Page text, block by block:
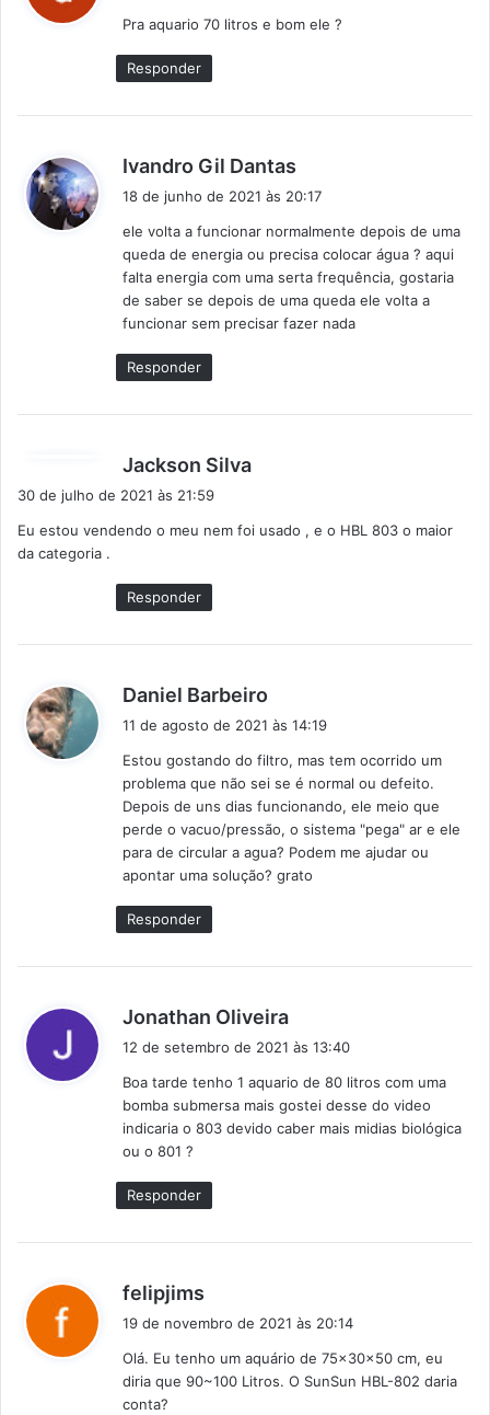
s
Pra aquario 70 litros e bom ele ?
Responder
Ivandro Gil Dantas
i
s
e
18 de junho de 2021 às 20:17
ele volta a funcionar normalmente depois de uma
queda de energia ou precisa colocar água ? aqui
falta energia com uma serta frequência, gostaria
de saber se depois de uma queda ele volta a
funcionar sem precisar fazer nada
Responder
Jackson Silva
s
30 de julho de 2021 às 21:59
Eu estou vendendo o meu nem foi usado , e o HBL 803 o maior
da categoria .
Responder
Daniel Barbeiro
s
e
:
11 de agosto de 2021 às 14:19
Estou gostando do filtro, mas tem ocorrido um
problema que não sei se é normal ou defeito.
Depois de uns dias funcionando, ele meio que
perde o vacuo/pressão, o sistema "pega" ar e ele
para de circular a agua? Podem me ajudar ou
apontar uma solução? grato
Responder
Jonathan Oliveira
s
e
:
12 de setembro de 2021 às 13:40
Boa tarde tenho 1 aquario de 80 litros com uma
bomba submersa mais gostei desse do video
indicaria o 803 devido caber mais midias biológica
ou o 801 ?
Responder
felipjims
s
e
19 de novembro de 2021 às 20:14
Olá. Eu tenho um aquário de 75x30x50 cm, eu
diria que 90~100 Litros. O SunSun HBL-802 daria
conta?